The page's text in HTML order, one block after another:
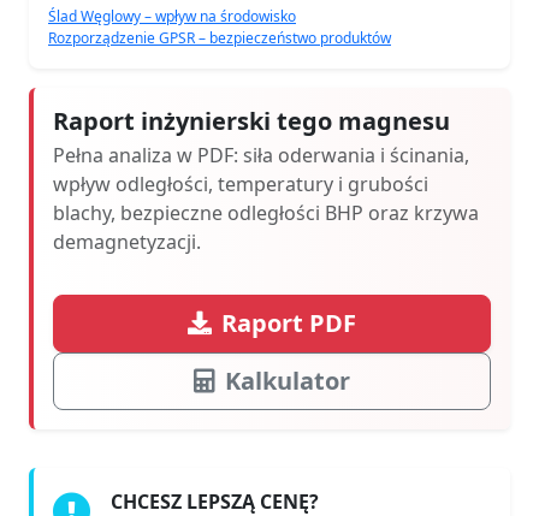
Ślad Węglowy – wpływ na środowisko
Rozporządzenie GPSR – bezpieczeństwo produktów
Raport inżynierski tego magnesu
Pełna analiza w PDF: siła oderwania i ścinania,
wpływ odległości, temperatury i grubości
blachy, bezpieczne odległości BHP oraz krzywa
demagnetyzacji.
Raport PDF
Kalkulator
CHCESZ LEPSZĄ CENĘ?